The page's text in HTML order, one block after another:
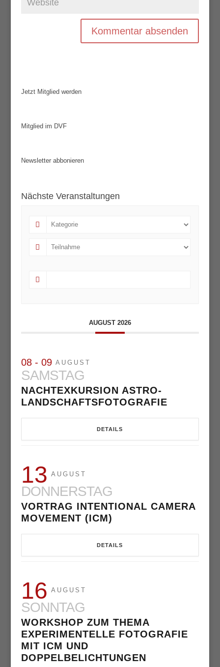
Jetzt Mitglied werden
Mitglied im DVF
Newsletter abbonieren
Nächste Veranstaltungen
AUGUST 2026
08 - 09 AUGUST
SAMSTAG
NACHTEXKURSION ASTRO-
LANDSCHAFTSFOTOGRAFIE
DETAILS
13 AUGUST
DONNERSTAG
VORTRAG INTENTIONAL CAMERA
MOVEMENT (ICM)
DETAILS
16 AUGUST
SONNTAG
WORKSHOP ZUM THEMA
EXPERIMENTELLE FOTOGRAFIE
MIT ICM UND
DOPPELBELICHTUNGEN